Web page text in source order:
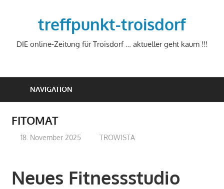
treffpunkt-troisdorf
DIE online-Zeitung für Troisdorf … aktueller geht kaum !!!
NAVIGATION
FITOMAT
18. November 2025 treffpunkt
TROWISTA
Neues Fitnessstudio